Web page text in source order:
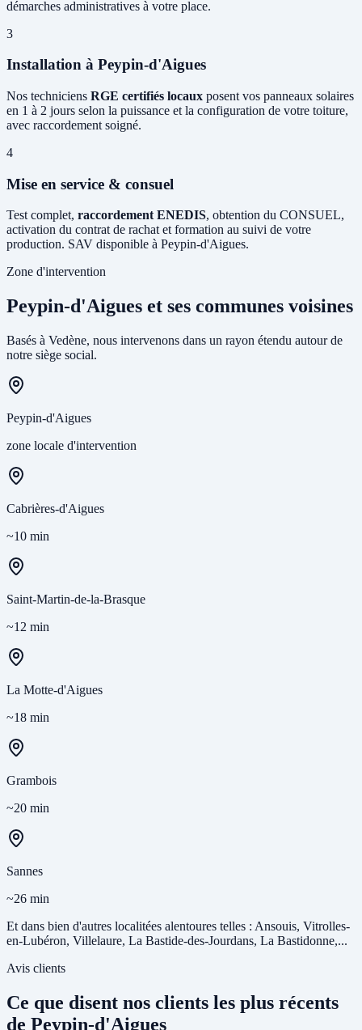
démarches administratives à votre place.
3
Installation à Peypin-d'Aigues
Nos techniciens RGE certifiés locaux posent vos panneaux solaires
en 1 à 2 jours selon la puissance et la configuration de votre toiture,
avec raccordement soigné.
4
Mise en service & consuel
Test complet, raccordement ENEDIS, obtention du CONSUEL,
activation du contrat de rachat et formation au suivi de votre
production. SAV disponible à Peypin-d'Aigues.
Zone d'intervention
Peypin-d'Aigues et ses communes voisines
Basés à Vedène, nous intervenons dans un rayon étendu autour de
notre siège social.
Peypin-d'Aigues
zone locale d'intervention
Cabrières-d'Aigues
~10 min
Saint-Martin-de-la-Brasque
~12 min
La Motte-d'Aigues
~18 min
Grambois
~20 min
Sannes
~26 min
Et dans bien d'autres localitées alentoures telles : Ansouis, Vitrolles-
en-Lubéron, Villelaure, La Bastide-des-Jourdans, La Bastidonne,...
Avis clients
Ce que disent nos clients les plus récents
de Peypin-d'Aigues